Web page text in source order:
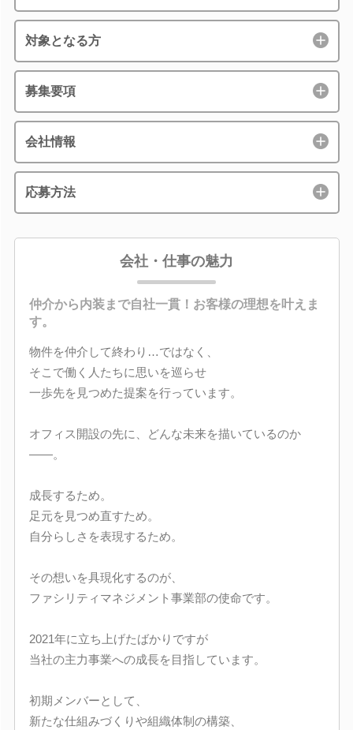
対象となる方
募集要項
会社情報
応募方法
会社・仕事の魅力
仲介から内装まで自社一貫！お客様の理想を叶えま
す。
物件を仲介して終わり…ではなく、
そこで働く人たちに思いを巡らせ
一歩先を見つめた提案を行っています。
オフィス開設の先に、どんな未来を描いているのか
――。
成長するため。
足元を見つめ直すため。
自分らしさを表現するため。
その想いを具現化するのが、
ファシリティマネジメント事業部の使命です。
2021年に立ち上げたばかりですが
当社の主力事業への成長を目指しています。
初期メンバーとして、
新たな仕組みづくりや組織体制の構築、